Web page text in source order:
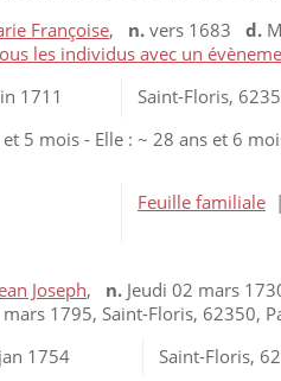
Françoise, n. vers 1683 d.
1711
Saint-Floris,
5 mois - Elle : ~ 28 ans et 6
Feuille familiale |
Joseph, n. Jeudi 02 mars
1795, Saint-Floris, 62350,
1754
Saint-Floris,